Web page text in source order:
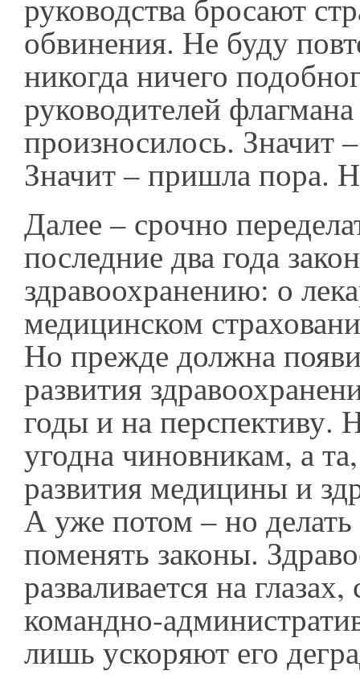
руководства бросают
обвинения. Не буду
никогда ничего
руководителей
произносилось. Значит
Значит – пришла пора.
Далее – срочно
последние два года
здравоохранению: о
медицинском
Но прежде должна
развития
годы и на перспективу.
угодна чиновникам, а
развития медицины и
А уже потом – но
поменять законы.
разваливается на
командно-
лишь ускоряют его